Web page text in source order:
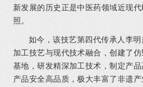
新发展的历史正是中医药领域近现
照。
如今，该技艺第四代传承人李
加工技艺与现代技术融合，创建了
基地，研发精深加工技术，制定产
产品安全高品质，极大丰富了非遗